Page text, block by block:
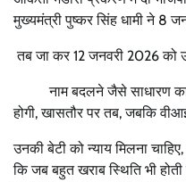
मुख्यमंत्री पुष्कर सिंह धामी ने 8
तब जा कर 12 जनवरी 2026 को
नाम बदलने जैसे साधारण
होगी, खासतौर पर तब, जबकि
उनकी बेटी को न्याय मिलना
कि जब बहुत खराब स्थिति भी